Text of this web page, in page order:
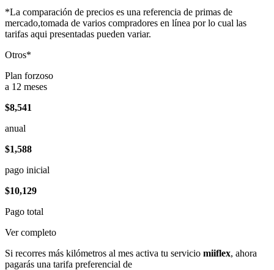
*La comparación de precios es una referencia de primas de
mercado,tomada de varios compradores en línea por lo cual las
tarifas aqui presentadas pueden variar.
Otros*
Plan forzoso
a 12 meses
$8,541
anual
$1,588
pago inicial
$10,129
Pago total
Ver completo
Si recorres más kilómetros al mes activa tu servicio miiflex, ahora
pagarás una tarifa preferencial de